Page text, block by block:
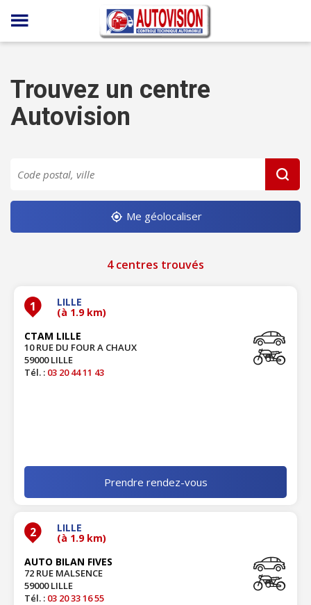
Panneau de gestion des cookies
Trouvez un centre
Autovision
Me géolocaliser
4 centres trouvés
1 LILLE
(à 1.9 km)
CTAM LILLE
10 RUE DU FOUR A CHAUX
59000 LILLE
Tél. : 03 20 44 11 43
Prendre rendez-vous
2 LILLE
(à 1.9 km)
AUTO BILAN FIVES
72 RUE MALSENCE
59000 LILLE
Tél. : 03 20 33 16 55